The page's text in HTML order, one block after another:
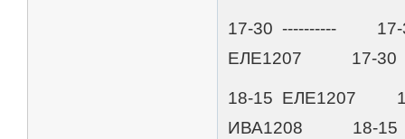
17-30 ----------
ЕЛЕ1207 17-30
18-15
ИВА1208 18-15